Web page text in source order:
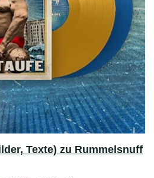
Texte) zu Rummelsnuff